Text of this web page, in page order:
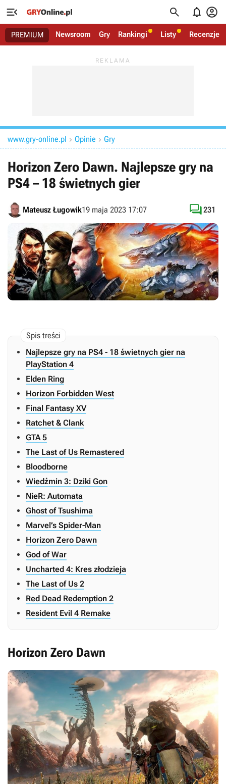
   
PREMIUM Newsroom Gry Rankingi Listy Recenzje
www.gry-online.pl  Opinie  Gry
Horizon Zero Dawn. Najlepsze gry na
PS4 – 18 świetnych gier
Mateusz Ługowik19 maja 2023 17:07 231
Najlepsze gry na PS4 - 18 świetnych gier na
PlayStation 4
Elden Ring
Horizon Forbidden West
Final Fantasy XV
Ratchet & Clank
GTA 5
The Last of Us Remastered
Bloodborne
Wiedźmin 3: Dziki Gon
NieR: Automata
Ghost of Tsushima
Marvel’s Spider-Man
Horizon Zero Dawn
God of War
Uncharted 4: Kres złodzieja
The Last of Us 2
Red Dead Redemption 2
Resident Evil 4 Remake
Horizon Zero Dawn